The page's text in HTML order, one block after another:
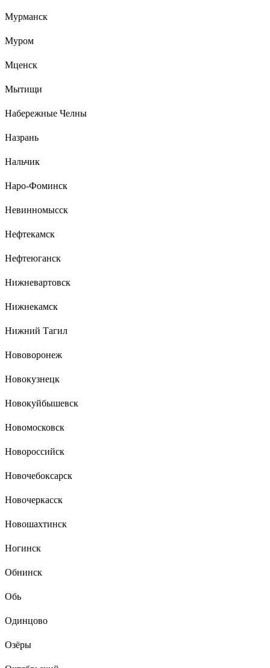
Мурманск
Муром
Мценск
Мытищи
Набережные Челны
Назрань
Нальчик
Наро-Фоминск
Невинномысск
Нефтекамск
Нефтеюганск
Нижневартовск
Нижнекамск
Нижний Тагил
Нововоронеж
Новокузнецк
Новокуйбышевск
Новомосковск
Новороссийск
Новочебоксарск
Новочеркасск
Новошахтинск
Ногинск
Обнинск
Обь
Одинцово
Озёры